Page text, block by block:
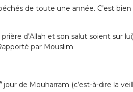
de toute une année. C’est
prière d’Allah et son salut soient sur
par Mouslim
jour de Mouharram (c’est-à-dire la